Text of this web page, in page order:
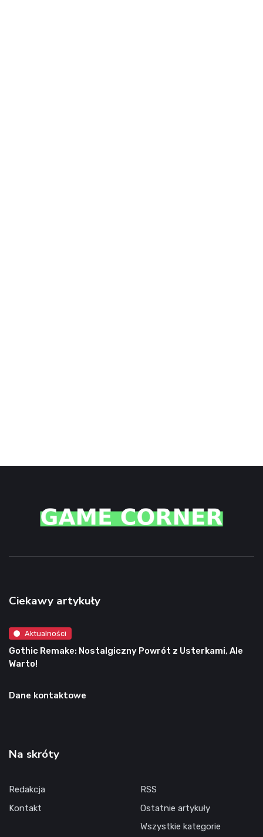
Ciekawy artykuły
Aktualności
Gothic Remake: Nostalgiczny Powrót z Usterkami, Ale
Warto!
Dane kontaktowe
Na skróty
Redakcja
Kontakt
RSS
Ostatnie artykuły
Wszystkie kategorie